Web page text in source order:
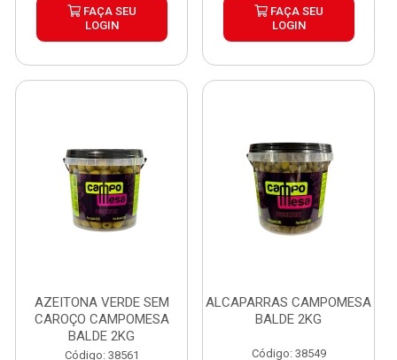
FAÇA SEU
LOGIN
FAÇA SEU
LOGIN
AZEITONA VERDE SEM
CAROÇO CAMPOMESA
BALDE 2KG
Código: 38561
ALCAPARRAS CAMPOMESA
BALDE 2KG
Código: 38549